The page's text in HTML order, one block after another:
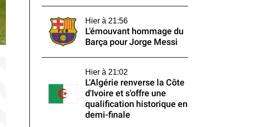
Hier à 21:56
L'émouvant hommage du
Barça pour Jorge Messi
Hier à 21:02
L'Algérie renverse la Côte
d'Ivoire et s'offre une
qualification historique en
demi-finale